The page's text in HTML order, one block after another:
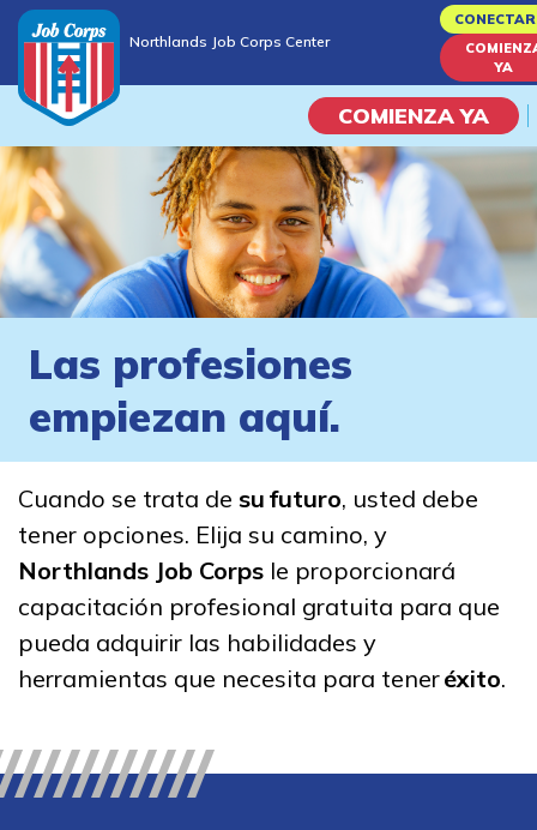
to
content
Northlands Job Corps Center
YA
COMIENZA YA
Programas
Vida En El Campus
Habilidades académicas
Viaje de la carrera
Estudiar
Programas de
Administración de oficina
Artes culinarias
Asistente médico clínico
ligera
Las profesiones
empiezan aquí.
Cuando se trata de su futuro, usted debe
tener opciones. Elija su camino, y
Northlands Job Corps le proporcionará
capacitación profesional gratuita para que
pueda adquirir las habilidades y
herramientas que necesita para teneréxito.